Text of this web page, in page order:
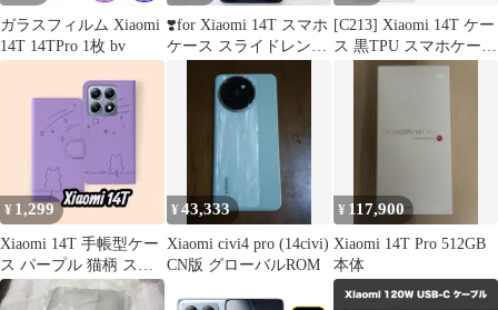
ガラスフィルム Xiaomi
14T 14TPro 1枚 bv
❣️for Xiaomi 14T スマホ
ケース スライドレンズ
[C213] Xiaomi 14T ケー
ス 黒TPU スマホケース
耐衝撃 カバー ブラック
XIG06 シャオミ 14T 携
¥ 1,299
Xiaomi 14T 手帳型ケー
ス パープル 猫柄 スタ
ンド機能 かわいい
¥43,333
Xiaomi civi4 pro (14civi)
CN版 グローバルROM
¥ 117,900
Xiaomi 14T Pro 512GB
本体